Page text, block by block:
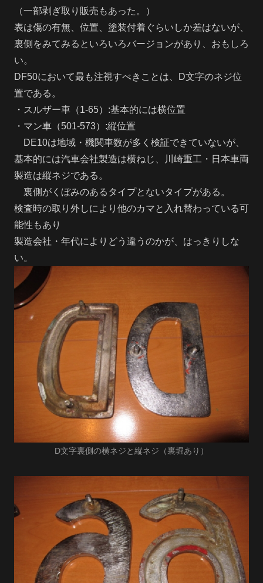
（一部剥ぎ取り販売もあった。）
表は傷の有無、位置、塗装付着ぐらいしか差はないが、
裏側をみてみるといろいろバージョンがあり、おもしろ
い。
DF50において最も注視すべきことは、D文字のネジ位
置である。
・スルザー車（1-65）:基本的には横位置
・マン車（501-573）:縦位置
DE10は地域・機関車数が多く検証できていないが、
基本的には汽車会社製造は横ねじ、川崎重工・日本車両
製造は縦ネジである。
裏側がくぼみのあるタイプとないタイプがある。
検査時の取り外しにより他のカマと入れ替わっている可
能性もあり
製造会社・年代によりどう違うのかが、はっきりしな
い。
D文字裏側の横ネジと縦ネジ（裏堀あり）